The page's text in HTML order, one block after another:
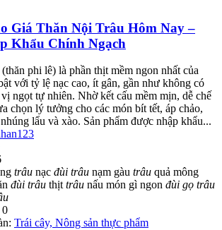
Giá Thăn Nội Trâu Hôm Nay –
Khẩu Chính Ngạch
phi lê) là phần thịt mềm ngon nhất của
với tỷ lệ nạc cao, ít gân, gần như không có
ngọt tự nhiên. Nhờ kết cấu mềm mịn, dễ chế
chọn lý tưởng cho các món bít tết, áp chảo,
lẩu và xào. Sản phẩm được nhập khẩu...
trâu nạc đùi trâu nạm gàu trâu quả mông
đùi trâu thịt trâu nấu món gì ngon đùi gọ trâu
0
Trái cây, Nông sản thực phẩm